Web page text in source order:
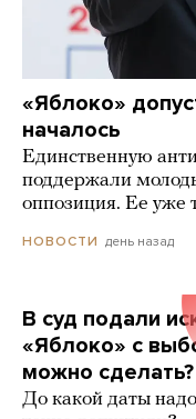
«Яблоко»
началось
Единственную
поддержали
оппозиция. Ее уже
НОВОСТИ день назад
В суд подали
«Яблоко» с
можно сделать?
До какой даты